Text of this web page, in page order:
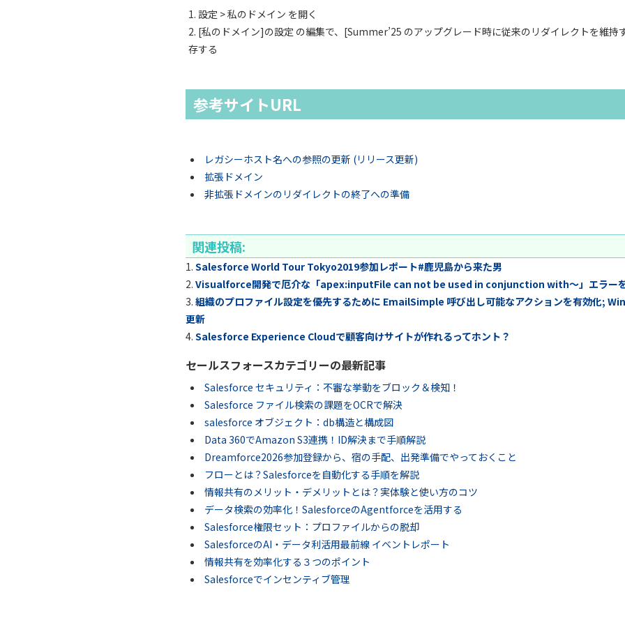
設定 > 私のドメイン を開く
[私のドメイン]の設定 の編集で、[Summer’25 のアップグレード時に従来のリダイレクトを維持
存する
参考サイトURL
レガシーホスト名への参照の更新 (リリース更新)
拡張ドメイン
非拡張ドメインのリダイレクトの終了への準備
関連投稿:
Salesforce World Tour Tokyo2019参加レポート#鹿児島から来た男
Visualforce開発で厄介な「apex:inputFile can not be used in conjunction with～」エラー
組織のプロファイル設定を優先するために EmailSimple 呼び出し可能なアクションを有効化;
更新
Salesforce Experience Cloudで顧客向けサイトが作れるってホント？
セールスフォースカテゴリーの最新記事
Salesforce セキュリティ：不審な挙動をブロック＆検知！
Salesforce ファイル検索の課題をOCRで解決
salesforce オブジェクト：db構造と構成図
Data 360でAmazon S3連携！ID解決まで手順解説
Dreamforce2026参加登録から、宿の手配、出発準備でやっておくこと
フローとは？Salesforceを自動化する手順を解説
情報共有のメリット・デメリットとは？実体験と使い方のコツ
データ検索の効率化！SalesforceのAgentforceを活用する
Salesforce権限セット：プロファイルからの脱却
SalesforceのAI・データ利活用最前線 イベントレポート
情報共有を効率化する３つのポイント
Salesforceでインセンティブ管理